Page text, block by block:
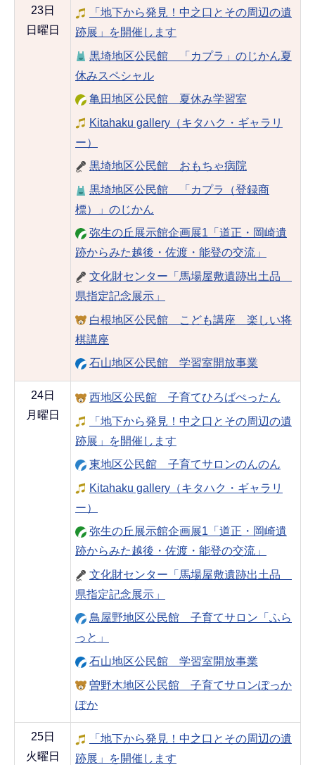
23日
日曜日
「地下から発見！中之口とその周辺の遺
跡展」を開催します
黒埼地区公民館 「カプラ」のじかん夏
休みスペシャル
亀田地区公民館 夏休み学習室
Kitahaku gallery（キタハク・ギャラリ
ー）
黒埼地区公民館 おもちゃ病院
黒埼地区公民館 「カプラ（登録商
標）」のじかん
弥生の丘展示館企画展1「道正・岡崎遺
跡からみた越後・佐渡・能登の交流」
文化財センター「馬場屋敷遺跡出土品
県指定記念展示」
白根地区公民館 こども講座 楽しい将
棋講座
石山地区公民館 学習室開放事業
24日
月曜日
西地区公民館 子育てひろばぺったん
「地下から発見！中之口とその周辺の遺
跡展」を開催します
東地区公民館 子育てサロンのんのん
Kitahaku gallery（キタハク・ギャラリ
ー）
弥生の丘展示館企画展1「道正・岡崎遺
跡からみた越後・佐渡・能登の交流」
文化財センター「馬場屋敷遺跡出土品
県指定記念展示」
鳥屋野地区公民館 子育てサロン「ふら
っと」
石山地区公民館 学習室開放事業
曽野木地区公民館 子育てサロンぽっか
ぽか
25日
火曜日
「地下から発見！中之口とその周辺の遺
跡展」を開催します